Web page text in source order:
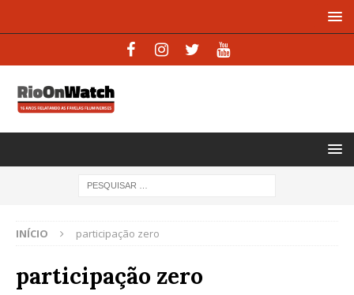
INÍCIO participação zero
participação zero